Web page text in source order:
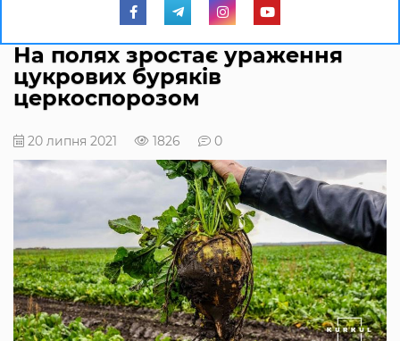
На полях зростає ураження
цукрових буряків
церкоспорозом
20 липня 2021 1826 0